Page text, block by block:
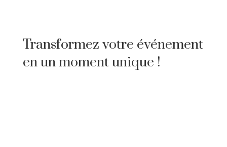
Transformez votre événement
en un moment unique !